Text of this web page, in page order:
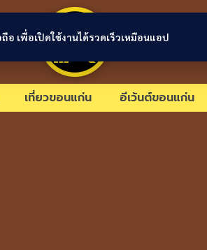
ขอนแก่นลิงก์
เที่ยวขอนแก่น อีเว้นต์ขอนแก่น
อ เพื่อเปิดใช้งานได้รวดเร็วเหมือนแอป